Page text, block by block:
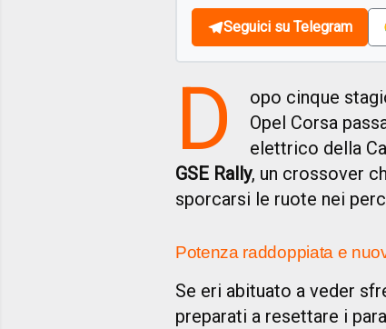
Seguici su Telegram
D
opo cinque
Opel Corsa
elettrico della
GSE Rally, un crossover
sporcarsi le ruote nei
Potenza raddoppiata e
Se eri abituato a veder
preparati a resettare i